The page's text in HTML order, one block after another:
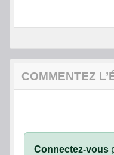
COMMENTEZ
Connectez-vous